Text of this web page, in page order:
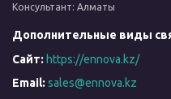
Консультант: Алматы
https://ennova.kz/
sales@ennova.kz